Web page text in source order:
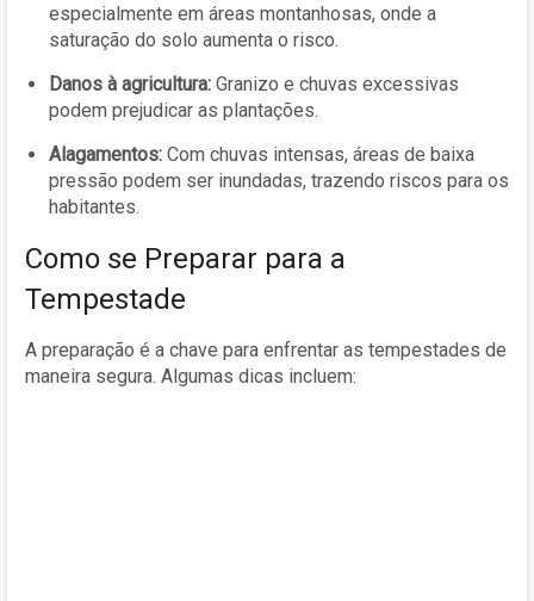
especialmente em áreas montanhosas, onde a
saturação do solo aumenta o risco.
Danos à agricultura: Granizo e chuvas excessivas
podem prejudicar as plantações.
Alagamentos: Com chuvas intensas, áreas de baixa
pressão podem ser inundadas, trazendo riscos para os
habitantes.
Como se Preparar para a
Tempestade
A preparação é a chave para enfrentar as tempestades de
maneira segura. Algumas dicas incluem: